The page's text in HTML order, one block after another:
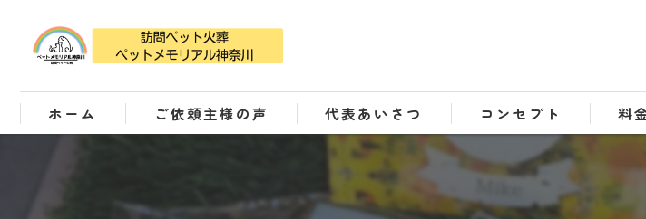
ホーム ご依頼主様の声 代表あいさつ コンセプト
よくある質問
料